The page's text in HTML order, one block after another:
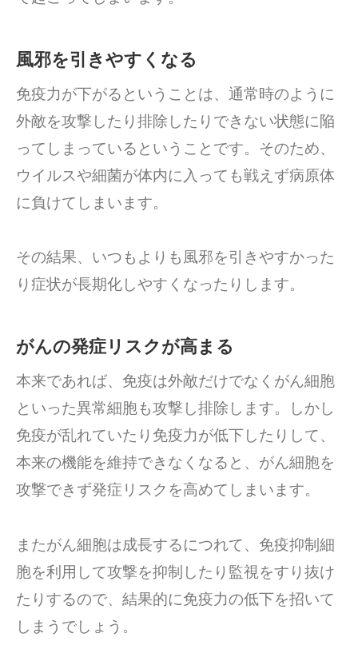
風邪を引きやすくなる
免疫力が下がるということは、通常時のように
外敵を攻撃したり排除したりできない状態に陥
ってしまっているということです。そのため、
ウイルスや細菌が体内に入っても戦えず病原体
に負けてしまいます。
その結果、いつもよりも風邪を引きやすかった
り症状が長期化しやすくなったりします。
がんの発症リスクが高まる
本来であれば、免疫は外敵だけでなくがん細胞
といった異常細胞も攻撃し排除します。しかし
免疫が乱れていたり免疫力が低下したりして、
本来の機能を維持できなくなると、がん細胞を
攻撃できず発症リスクを高めてしまいます。
またがん細胞は成長するにつれて、免疫抑制細
胞を利用して攻撃を抑制したり監視をすり抜け
たりするので、結果的に免疫力の低下を招いて
しまうでしょう。